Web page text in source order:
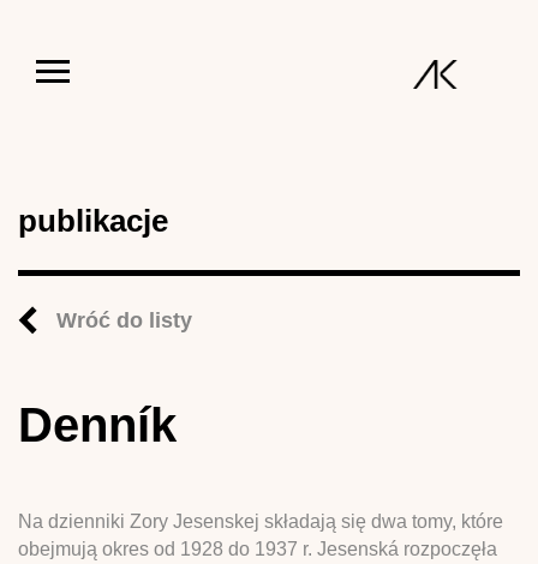
publikacje
Wróć do listy
Denník
Na dzienniki Zory Jesenskej składają się dwa tomy, które
obejmują okres od 1928 do 1937 r. Jesenská rozpoczęła